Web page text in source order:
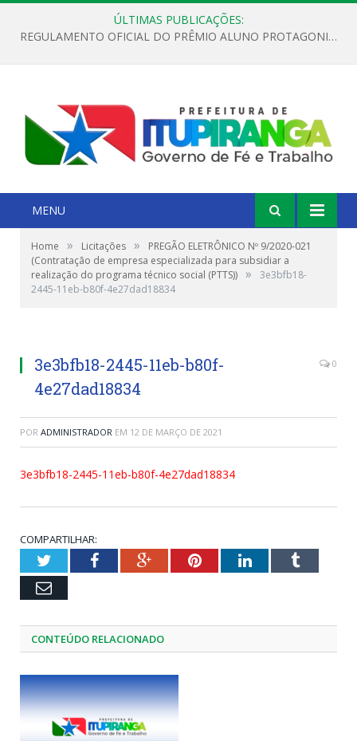
ÚLTIMAS PUBLICAÇÕES:
REGULAMENTO OFICIAL DO PRÊMIO ALUNO PROTAGONISTA – EDIÇÃO 2026
MENU
Home » Licitações »
PREGÃO ELETRÔNICO Nº 9/2020-021
(Contratação de empresa especializada para subsidiar a
realização do programa técnico social (PTTS)) »
3e3bfb18-
2445-11eb-b80f-4e27dad18834
3e3bfb18-2445-11eb-b80f-
4e27dad18834
0
POR ADMINISTRADOR EM 12 DE MARÇO DE 2021
3e3bfb18-2445-11eb-b80f-4e27dad18834
COMPARTILHAR:
TwitterFacebookGoogle+PinterestLinkedInTumblr
Email
CONTEÚDO RELACIONADO